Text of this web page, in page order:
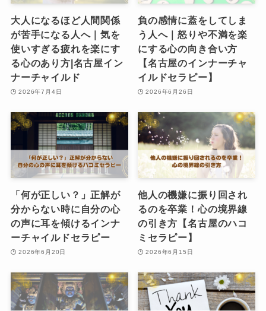
大人になるほど人間関係
が苦手になる人へ｜気を
使いすぎる疲れを楽にす
る心のあり方|名古屋イン
ナーチャイルド
2026年7月4日
負の感情に蓋をしてしま
う人へ｜怒りや不満を楽
にする心の向き合い方
【名古屋のインナーチャ
イルドセラピー】
2026年6月26日
「何が正しい？」正解が
分からない時に自分の心
の声に耳を傾けるインナ
ーチャイルドセラピー
2026年6月20日
他人の機嫌に振り回され
るのを卒業！心の境界線
の引き方【名古屋のハコ
ミセラピー】
2026年6月15日